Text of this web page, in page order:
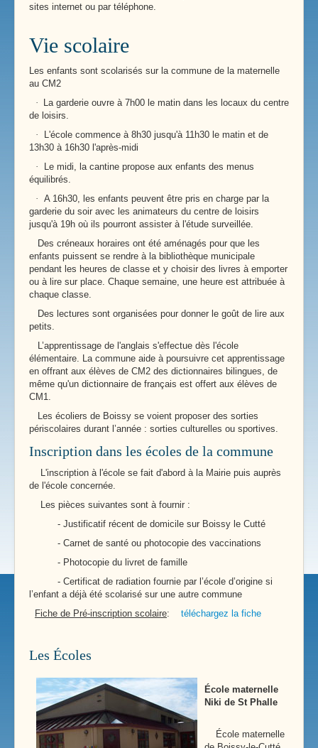
sites internet ou par téléphone.
Vie scolaire
Les enfants sont scolarisés sur la commune de la maternelle
au CM2
·
La garderie ouvre à 7h00 le matin dans les locaux du centre
de loisirs.
·
L'école commence à 8h30 jusqu'à 11h30 le matin et de
13h30 à 16h30 l'après-midi
·
Le midi, la cantine propose aux enfants des menus
équilibrés.
· A 16h30, les enfants peuvent être pris en charge par la
garderie du soir avec les animateurs du centre de loisirs
jusqu'à 19h où ils pourront assister à l'étude surveillée.
Des créneaux horaires ont été aménagés pour que les
enfants puissent se rendre à la bibliothèque municipale
pendant les heures de classe et y choisir des livres à emporter
ou à lire sur place. Chaque semaine, une heure est attribuée à
chaque classe.
Des lectures sont organisées pour donner le goût de lire aux
petits.
L’apprentissage de l'anglais s'effectue dès l'école
élémentaire. La commune aide à poursuivre cet apprentissage
en offrant aux élèves de CM2 des dictionnaires bilingues, de
même qu'un dictionnaire de français est offert aux élèves de
CM1.
Les écoliers de Boissy se voient proposer des sorties
périscolaires durant l’année : sorties culturelles ou sportives.
Inscription dans les écoles de la commune
L'inscription à l'école se fait d'abord à la Mairie puis auprès
de l'école concernée.
Les pièces suivantes sont à fournir :
- Justificatif récent de domicile sur Boissy le Cutté
- Carnet de santé ou photocopie des vaccinations
- Photocopie du livret de famille
- Certificat de radiation fournie par l’école d’origine si
l’enfant a déjà été scolarisé sur une autre commune
Fiche de Pré-inscription scolaire: téléchargez la fiche
Les Écoles
École maternelle
Niki de St Phalle
École maternelle